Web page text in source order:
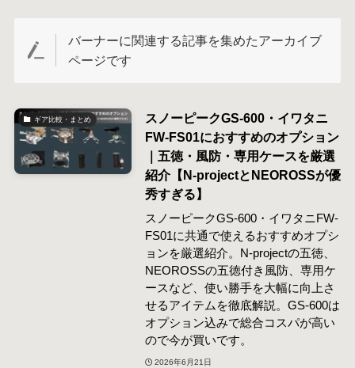
バーナーに関連する記事を集めたアーカイブ
ページです
ギア比較・まとめ
スノーピークGS-600・イワタニ
FW-FS01におすすめのオプション
｜五徳・風防・専用ケースを厳選
紹介【N-projectとNEOROSSが優
秀すぎる】
スノーピークGS-600・イワタニFW-
FS01に共通で使えるおすすめオプシ
ョンを厳選紹介。N-projectの五徳、
NEOROSSの五徳付き風防、専用ケ
ースなど、使い勝手を大幅に向上さ
せるアイテムを徹底解説。GS-600は
オプション込みで総合コスパが高い
ので今が買いです。
2026年6月21日